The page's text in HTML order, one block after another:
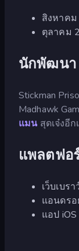
สิงหาคม
ตุลาคม
นักพัฒนา
Stickman
Madhawk
แมนสุดเจ๋งอีก
แพลตฟอ
เว็บเบรา
แอนดรอ
แอป iOS